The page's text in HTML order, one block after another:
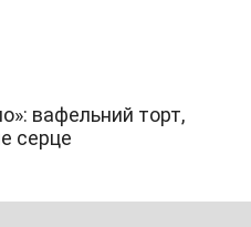
вафельний торт,
серце